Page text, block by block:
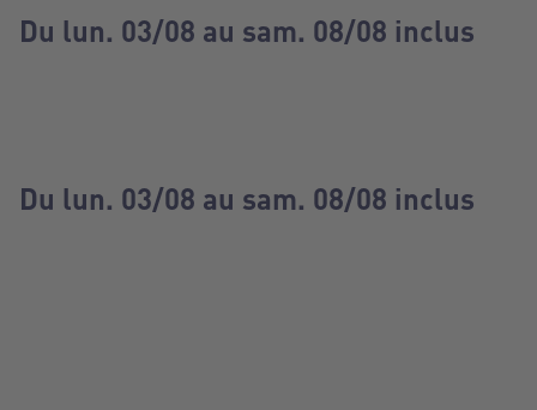
Du lun. 03/08 au sam. 08/08 inclus
Du lun. 03/08 au sam. 08/08 inclus